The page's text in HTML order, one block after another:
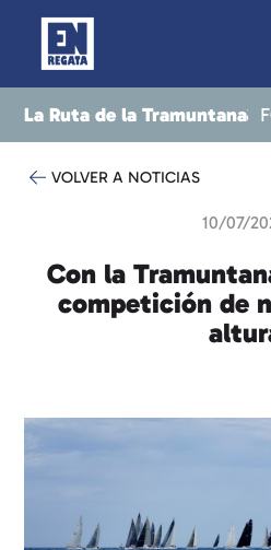
La Ruta de la Tramuntana
RESULTATS NOTICIES
VOLVER A NOTICIAS
10/07/
Con la
competición de